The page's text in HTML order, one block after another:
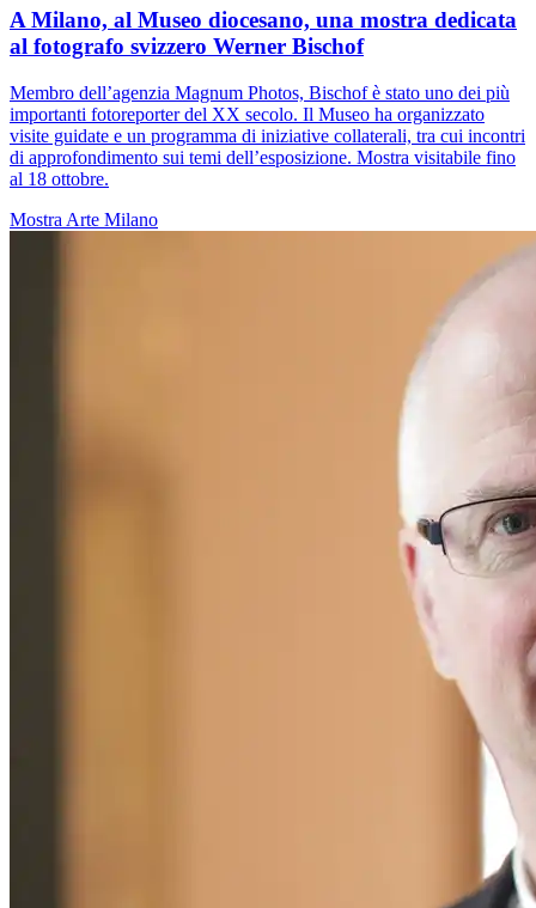
A Milano, al Museo diocesano, una mostra dedicata
al fotografo svizzero Werner Bischof
Membro dell’agenzia Magnum Photos, Bischof è stato uno dei più
importanti fotoreporter del XX secolo. Il Museo ha organizzato
visite guidate e un programma di iniziative collaterali, tra cui incontri
di approfondimento sui temi dell’esposizione. Mostra visitabile fino
al 18 ottobre.
Mostra Arte Milano